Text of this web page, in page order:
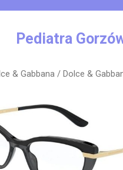
Pediatra
& Gabbana / Dolce &